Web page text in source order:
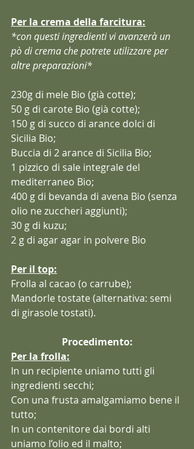
Per la crema della farcitura:
*con questi ingredienti vi avanzerà un
pò di crema che potrete utilizzare per
altre preparazioni*
230g di mele Bio (già cotte);
50 g di carote Bio (già cotte);
150 g di succo di arance dolci di
Sicilia Bio;
Buccia di 2 arance di Sicilia Bio;
1 pizzico di sale integrale del
mediterraneo Bio;
400 g di bevanda di avena Bio (senza
olio ne zuccheri aggiunti);
30 g di kuzu;
2 g di agar agar in polvere Bio
Per il top:
Frolla al cacao (o carrube);
Mandorle tostate (alternativa: semi
di girasole tostati).
Procedimento:
Per la frolla:
In un recipiente uniamo tutti gli
ingredienti secchi;
Con una frusta amalgamiamo bene il
tutto;
In un contenitore dai bordi alti
uniamo l’olio ed il malto;